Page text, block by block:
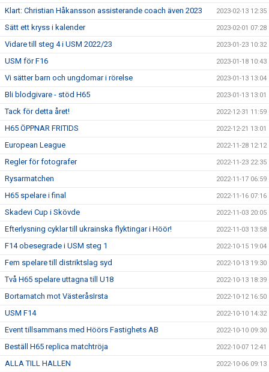
Klart: Christian Håkansson assisterande coach även 2023 2023-02-13 12:35
Sätt ett kryss i kalender 2023-02-01 07:28
Vidare till steg 4 i USM 2022/23 2023-01-23 10:32
USM för F16 2023-01-18 10:43
Vi sätter barn och ungdomar i rörelse 2023-01-13 13:04
Bli blodgivare - stöd H65 2023-01-13 13:01
Tack för detta året! 2022-12-31 11:59
H65 ÖPPNAR FRITIDS 2022-12-21 13:01
European League 2022-11-28 12:12
Regler för fotografer 2022-11-23 22:35
Rysarmatchen 2022-11-17 06:59
H65 spelare i final 2022-11-16 07:16
Skadevi Cup i Skövde 2022-11-03 20:05
Efterlysning cyklar till ukrainska flyktingar i Höör! 2022-11-03 13:58
F14 obesegrade i USM steg 1 2022-10-15 19:04
Fem spelare till distriktslag syd 2022-10-13 19:30
Två H65 spelare uttagna till U18 2022-10-13 18:39
Bortamatch mot VästeråsIrsta 2022-10-12 16:50
USM F14 2022-10-10 14:32
Event tillsammans med Höörs Fastighets AB 2022-10-10 09:30
Beställ H65 replica matchtröja 2022-10-07 12:41
ALLA TILL HALLEN 2022-10-06 09:13